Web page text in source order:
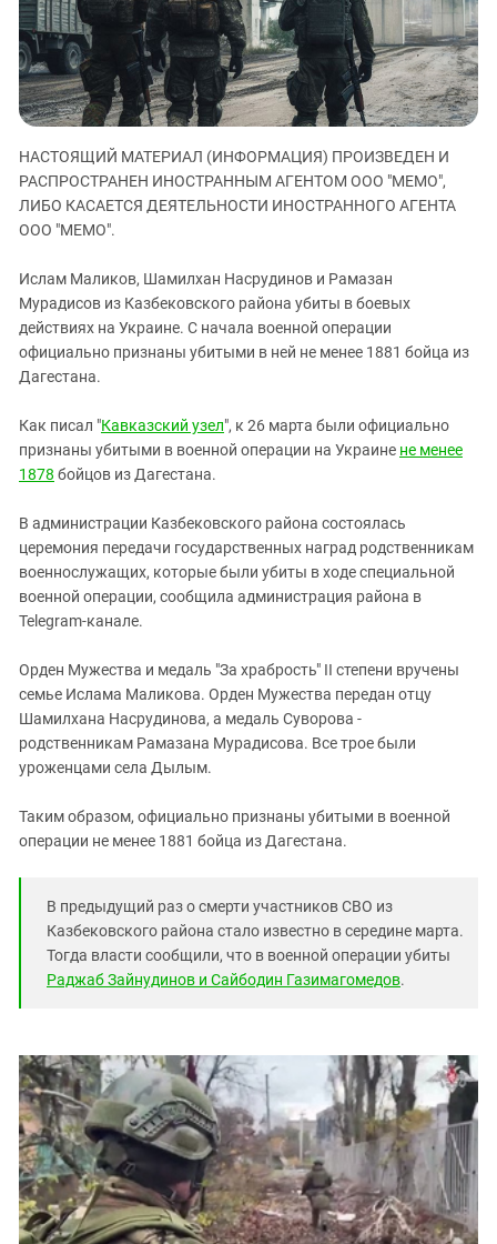
ЗАСТАВЛЯЕТ
КАВКАЗ ЗА ПАЛЕСТИНУ
ИНАКОМЫСЛИЕ В ЧЕЧНЕ
ПРЕСЛЕДОВАНИЕ АКТИВИСТОВ
МОБИЛИЗАЦИЯ И ПРОТЕСТЫ
Дагестан
Ингушетия
Кабардино-Балкария
Калмыкия
Карачаево-Черкесия
Краснодарский край
Нагорный Карабах
Ростовская область
Северная Осетия - Алания
СКФО
Чечня
Южная Осетия
ЮФО
НАСТОЯЩИЙ МАТЕРИАЛ (ИНФОРМАЦИЯ) ПРОИЗВЕДЕН И
РАСПРОСТРАНЕН ИНОСТРАННЫМ АГЕНТОМ ООО "МЕМО",
ЛИБО КАСАЕТСЯ ДЕЯТЕЛЬНОСТИ ИНОСТРАННОГО АГЕНТА
ООО "МЕМО".
Ислам Маликов, Шамилхан Насрудинов и Рамазан
Мурадисов из Казбековского района убиты в боевых
действиях на Украине. С начала военной операции
официально признаны убитыми в ней не менее 1881 бойца из
Дагестана.
Как писал "Кавказский узел", к 26 марта были официально
признаны убитыми в военной операции на Украине не менее
1878 бойцов из Дагестана.
В администрации Казбековского района состоялась
церемония передачи государственных наград родственникам
военнослужащих, которые были убиты в ходе специальной
военной операции, сообщила администрация района в
Telegram-канале.
Орден Мужества и медаль "За храбрость" II степени вручены
семье Ислама Маликова. Орден Мужества передан отцу
Шамилхана Насрудинова, а медаль Суворова -
родственникам Рамазана Мурадисова. Все трое были
уроженцами села Дылым.
Таким образом, официально признаны убитыми в военной
операции не менее 1881 бойца из Дагестана.
В предыдущий раз о смерти участников СВО из
Казбековского района стало известно в середине марта.
Тогда власти сообщили, что в военной операции убиты
Раджаб Зайнудинов и Сайбодин Газимагомедов.